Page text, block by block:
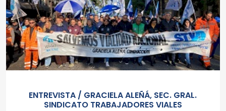
ENTREVISTA / GRACIELA ALEÑÁ, SEC. GRAL.
SINDICATO TRABAJADORES VIALES